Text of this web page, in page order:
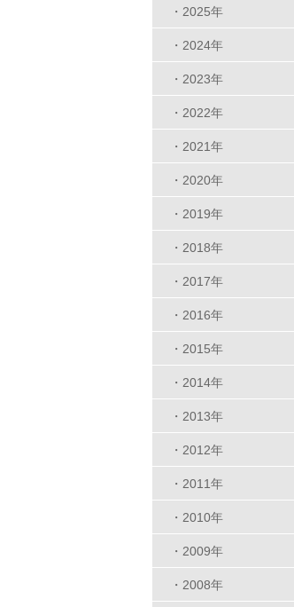
・2025年
・2024年
・2023年
・2022年
・2021年
・2020年
・2019年
・2018年
・2017年
・2016年
・2015年
・2014年
・2013年
・2012年
・2011年
・2010年
・2009年
・2008年